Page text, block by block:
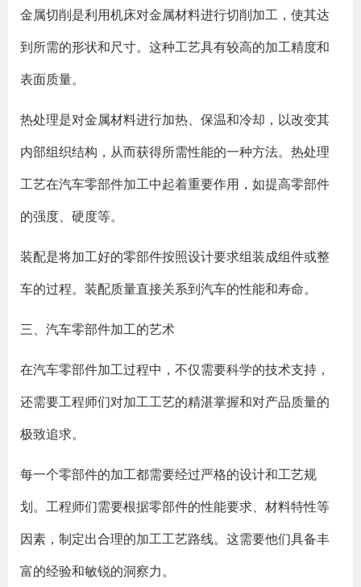
金属切削是利用机床对金属材料进行切削加工，使其达
到所需的形状和尺寸。这种工艺具有较高的加工精度和
表面质量。
热处理是对金属材料进行加热、保温和冷却，以改变其
内部组织结构，从而获得所需性能的一种方法。热处理
工艺在汽车零部件加工中起着重要作用，如提高零部件
的强度、硬度等。
装配是将加工好的零部件按照设计要求组装成组件或整
车的过程。装配质量直接关系到汽车的性能和寿命。
三、汽车零部件加工的艺术
在汽车零部件加工过程中，不仅需要科学的技术支持，
还需要工程师们对加工工艺的精湛掌握和对产品质量的
极致追求。
每一个零部件的加工都需要经过严格的设计和工艺规
划。工程师们需要根据零部件的性能要求、材料特性等
因素，制定出合理的加工工艺路线。这需要他们具备丰
富的经验和敏锐的洞察力。